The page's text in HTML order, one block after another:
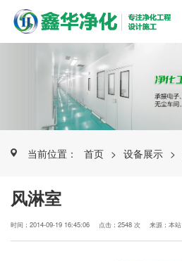
当前位置： 首页 > 设备展示 >
风淋室
时间：2014-09-19 16:45:06 点击：2548 次 来源：本站